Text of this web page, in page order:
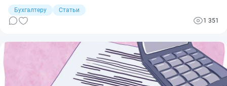
авансовый документ и в каком периоде его отражать.
Бухгалтеру
Статьи
1 351